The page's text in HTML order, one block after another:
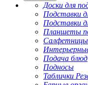
Доски для
Подставки
Подставки
Планшеты
Салфетницы
Подача блюд
Подносы
Таблички